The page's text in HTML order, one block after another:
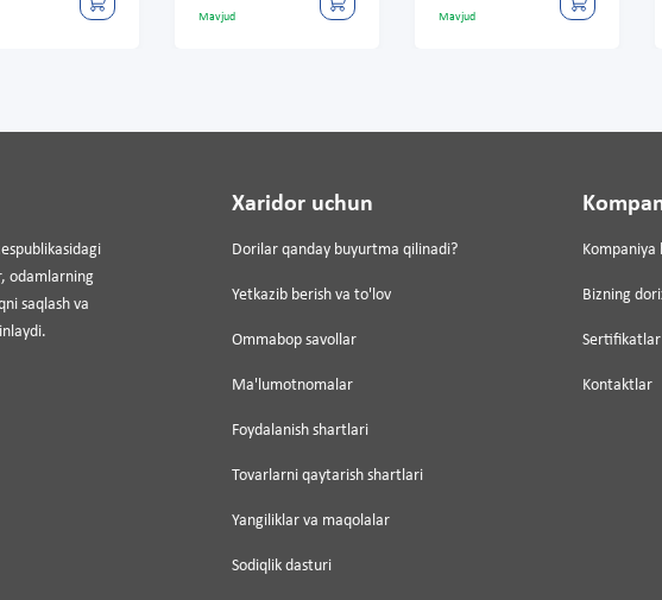
Mavjud Mavjud
odamlarning
saqlash va
Xaridor uchun
Dorilar qanday buyurtma qilinadi?
Yetkazib berish va to'lov
Ommabop savollar
Ma'lumotnomalar
Foydalanish shartlari
Tovarlarni qaytarish shartlari
Yangiliklar va maqolalar
Sodiqlik dasturi
Kompaniya
Bizning
Sertifikatlar
Kontaktlar